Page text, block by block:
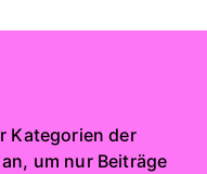
Kategorien der
um nur Beiträge